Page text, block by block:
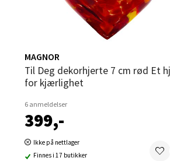
MAGNOR
Til Deg dekorhjerte 7 cm rød Et hjerte
for kjærlighet
6 anmeldelser
399,-
Ikke på nettlager
Finnes i 17 butikker
0 i butikk
Falkenborgveien 5, 7044 Trondheim
0 i butikk